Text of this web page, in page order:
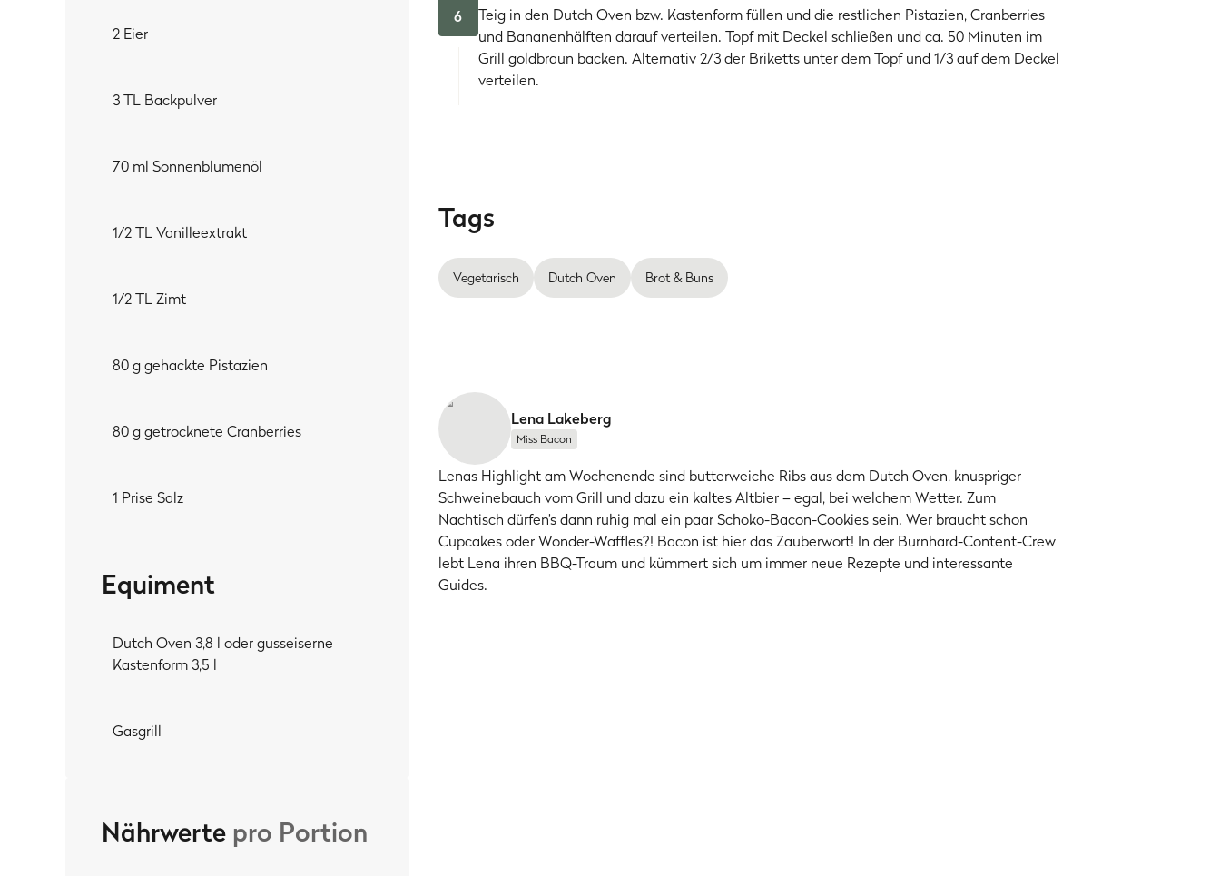
2 Eier
3 TL Backpulver
70 ml Sonnenblumenöl
1/2 TL Vanilleextrakt
1/2 TL Zimt
80 g gehackte Pistazien
80 g getrocknete Cranberries
1 Prise Salz
Equiment
Dutch Oven 3,8 l oder gusseiserne
Kastenform 3,5 l
Gasgrill
Nährwerte pro Portion
6
Teig in den Dutch Oven bzw. Kastenform füllen und die restlichen Pistazien, Cranberries
und Bananenhälften darauf verteilen. Topf mit Deckel schließen und ca. 50 Minuten im
Grill goldbraun backen. Alternativ 2/3 der Briketts unter dem Topf und 1/3 auf dem Deckel
verteilen.
Tags
Vegetarisch Dutch Oven Brot & Buns
Lena Lakeberg
Miss Bacon
Lenas Highlight am Wochenende sind butterweiche Ribs aus dem Dutch Oven, knuspriger
Schweinebauch vom Grill und dazu ein kaltes Altbier – egal, bei welchem Wetter. Zum
Nachtisch dürfen’s dann ruhig mal ein paar Schoko-Bacon-Cookies sein. Wer braucht schon
Cupcakes oder Wonder-Waffles?! Bacon ist hier das Zauberwort! In der Burnhard-Content-Crew
lebt Lena ihren BBQ-Traum und kümmert sich um immer neue Rezepte und interessante
Guides.